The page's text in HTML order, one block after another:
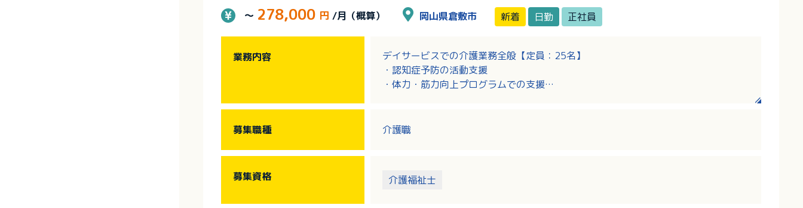
～ 278,000 円 /月（概算） 岡山県倉敷市 新着 日勤 正社員
業務内容
デイサービスでの介護業務全般【定員：25名】
・認知症予防の活動支援
・体力・筋力向上プログラムでの支援
募集職種 介護職
募集資格 介護福祉士